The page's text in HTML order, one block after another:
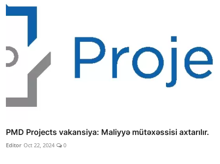
PMD Projects vakansiya: Maliyyə mütəxəssisi axtarılır.
Editor Oct 22, 2024 0